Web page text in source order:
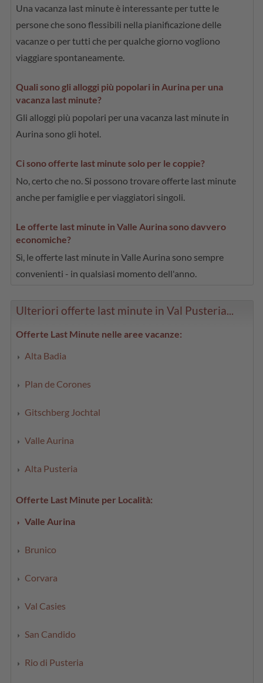
Una vacanza last minute è interessante per tutte le
persone che sono flessibili nella pianificazione delle
vacanze o per tutti che per qualche giorno vogliono
viaggiare spontaneamente.
Quali sono gli alloggi più popolari in Aurina per una
vacanza last minute?
Gli alloggi più popolari per una vacanza last minute in
Aurina sono gli hotel.
Ci sono offerte last minute solo per le coppie?
No, certo che no. Si possono trovare offerte last minute
anche per famiglie e per viaggiatori singoli.
Le offerte last minute in Valle Aurina sono davvero
economiche?
Sì, le offerte last minute in Valle Aurina sono sempre
convenienti - in qualsiasi momento dell'anno.
Ulteriori offerte last minute in Val Pusteria...
Offerte Last Minute nelle aree vacanze:
Alta Badia
Plan de Corones
Gitschberg Jochtal
Valle Aurina
Alta Pusteria
Offerte Last Minute per Località:
Valle Aurina
Brunico
Corvara
Val Casies
San Candido
Rio di Pusteria